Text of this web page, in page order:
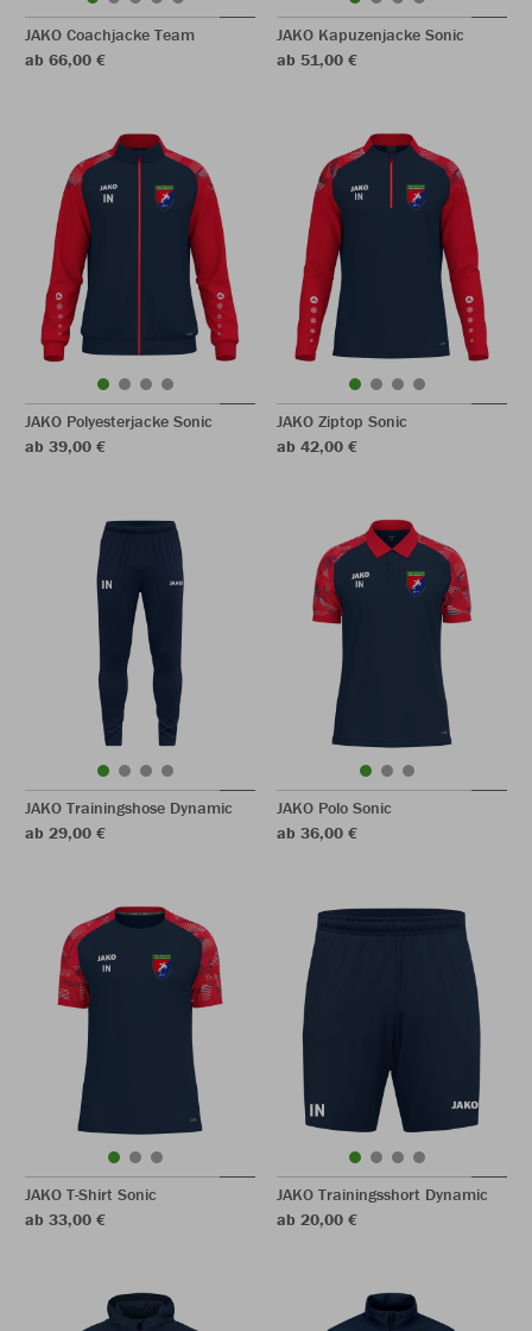
JAKO Coachjacke Team
ab 66,00 €
JAKO Kapuzenjacke Sonic
ab 51,00 €
JAKO Polyesterjacke Sonic
ab 39,00 €
JAKO Ziptop Sonic
ab 42,00 €
JAKO Trainingshose Dynamic
ab 29,00 €
JAKO Polo Sonic
ab 36,00 €
JAKO T-Shirt Sonic
ab 33,00 €
JAKO Trainingsshort Dynamic
ab 20,00 €